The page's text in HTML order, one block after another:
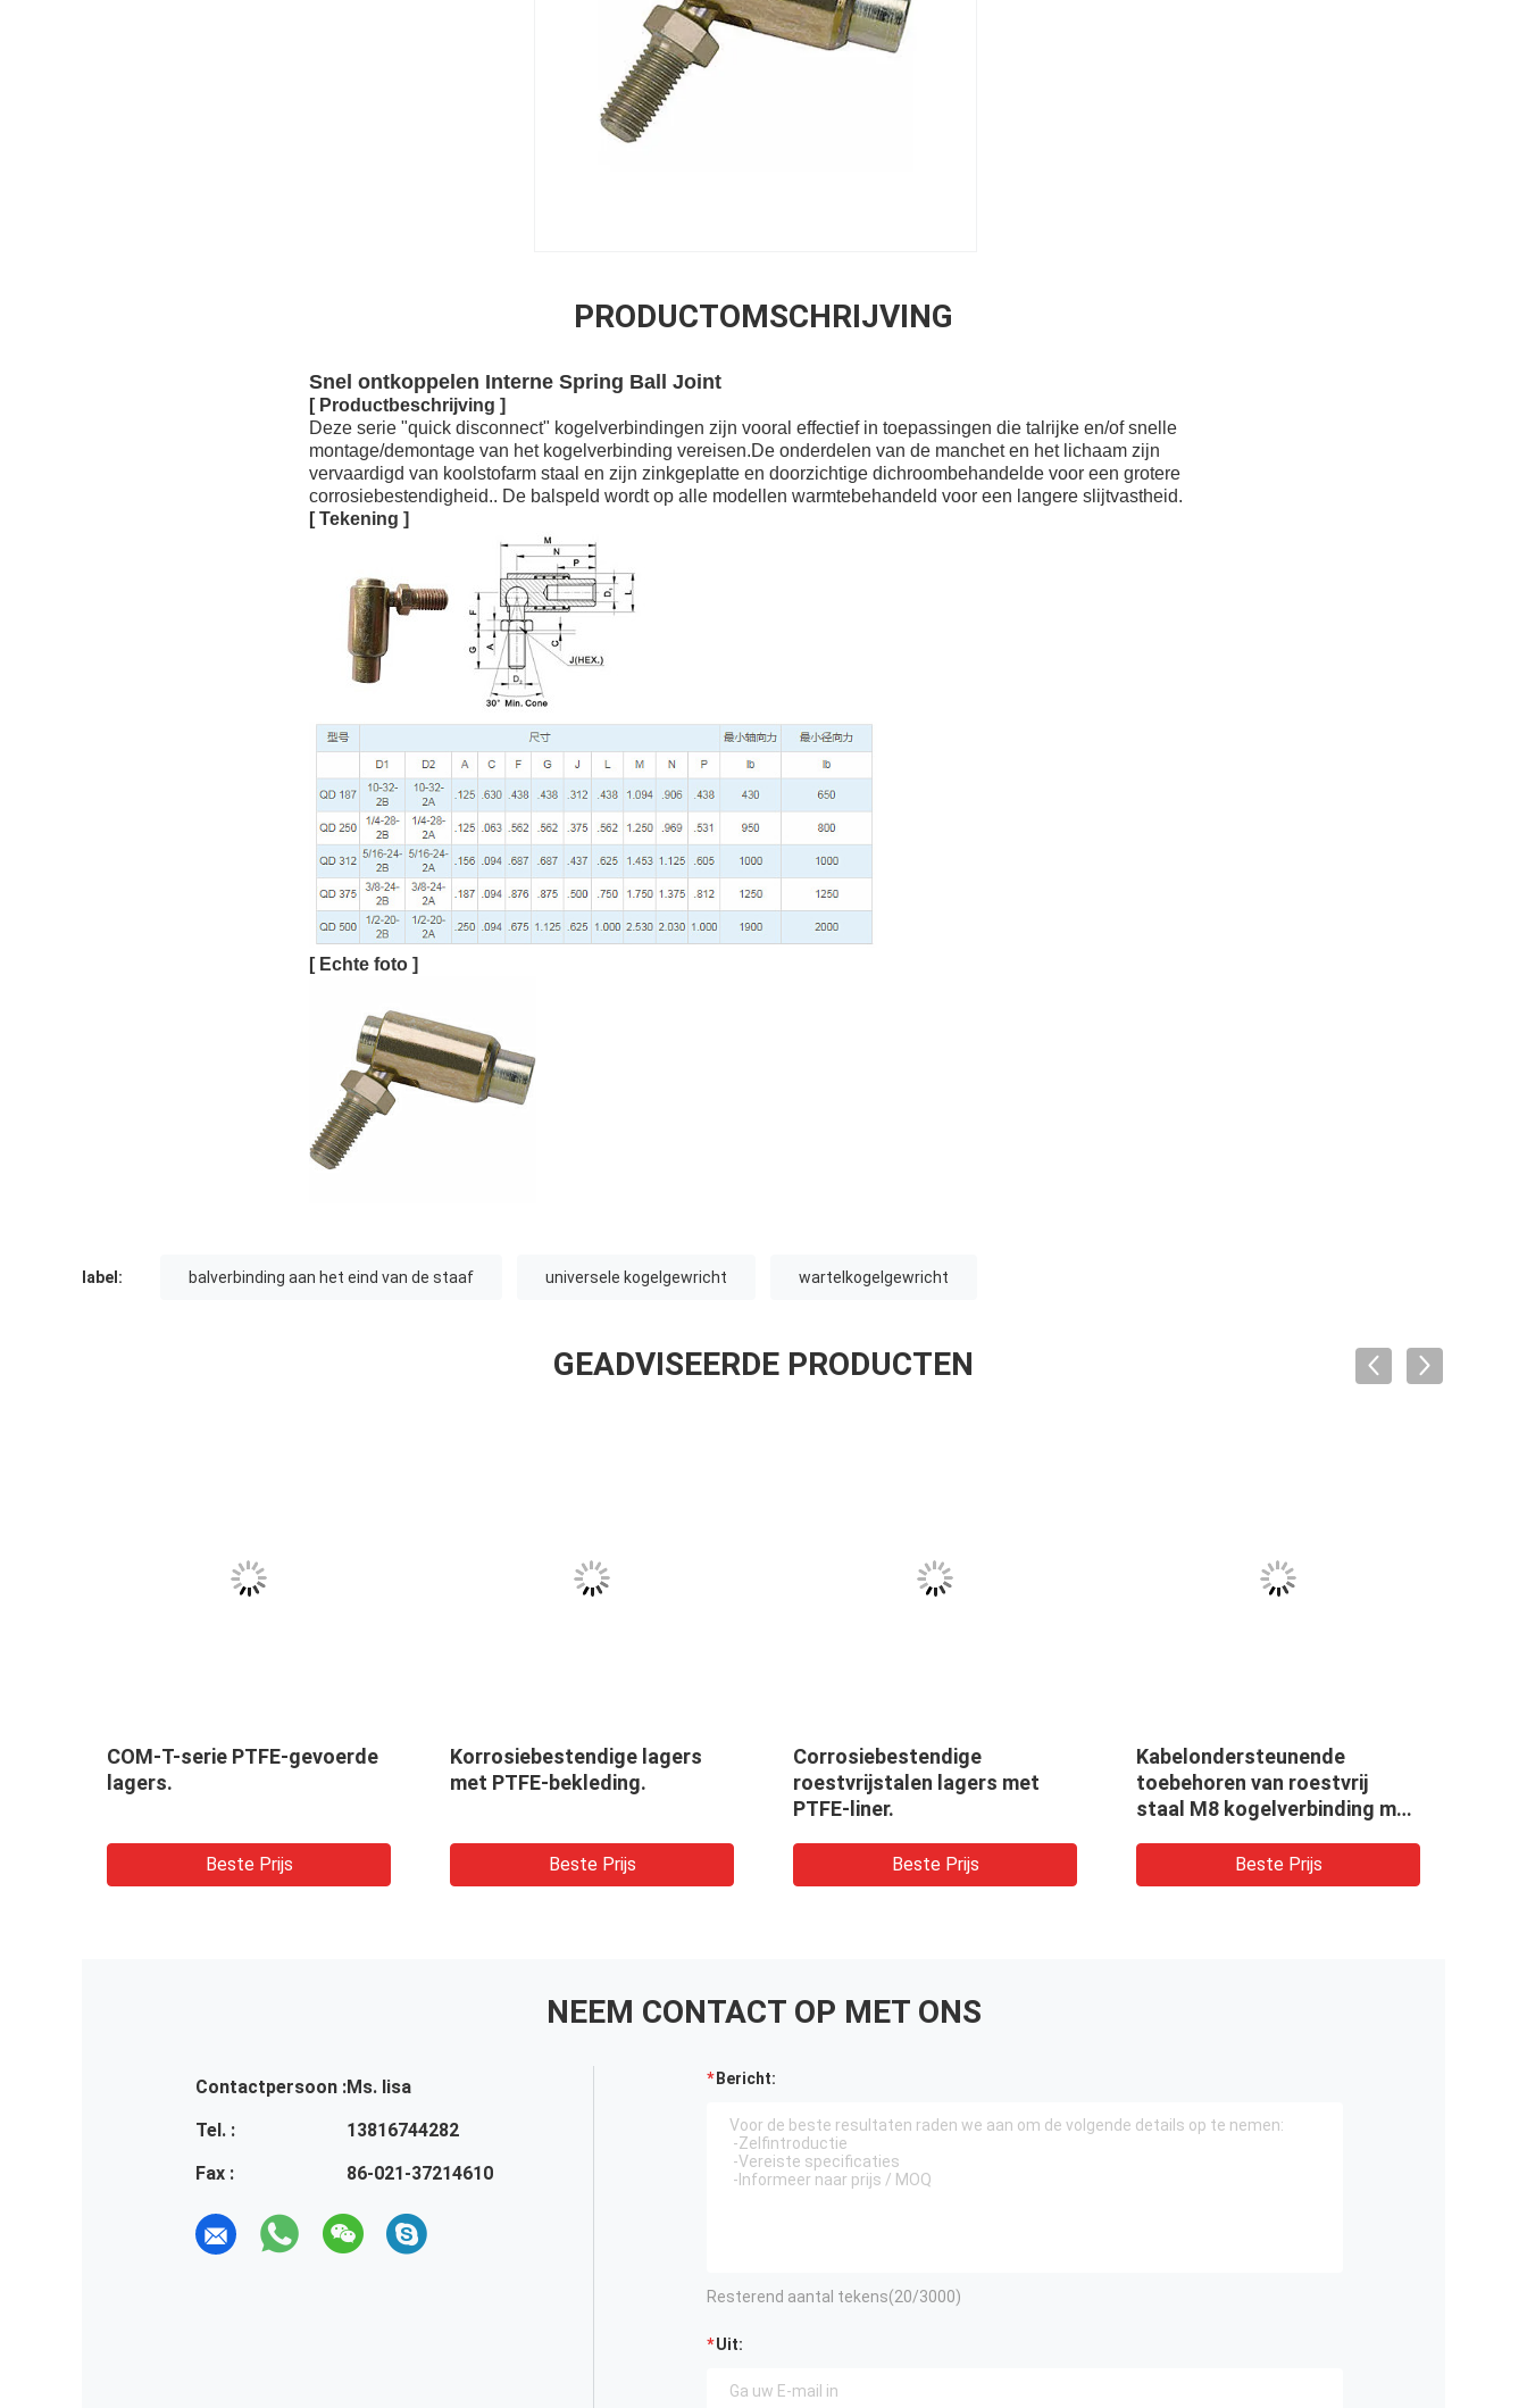
PRODUCTOMSCHRIJVING
Snel ontkoppelen Interne Spring Ball Joint
[ Productbeschrijving ]
Deze serie "quick disconnect" kogelverbindingen zijn vooral effectief in toepassingen die talrijke en/of snelle
montage/demontage van het kogelverbinding vereisen.De onderdelen van de manchet en het lichaam zijn
vervaardigd van koolstofarm staal en zijn zinkgeplatte en doorzichtige dichroombehandelde voor een grotere
corrosiebestendigheid.. De balspeld wordt op alle modellen warmtebehandeld voor een langere slijtvastheid.
[ Tekening ]
[ Echte foto ]
label: balverbinding aan het eind van de staaf universele kogelgewricht wartelkogelgewricht
GEADVISEERDE PRODUCTEN
COM-T-serie PTFE-gevoerde
lagers.
Beste Prijs
Korrosiebestendige lagers
met PTFE-bekleding.
Beste Prijs
Corrosiebestendige
roestvrijstalen lagers met
PTFE-liner.
Beste Prijs
Kabelondersteunende
toebehoren van roestvrij
staal M8 kogelverbinding met
Beste Prijs
NEEM CONTACT OP MET ONS
Contactpersoon :Ms. lisa
Tel. :
13816744282
Fax :
86-021-37214610
Bericht:
Resterend aantal tekens(20/3000)
Uit: